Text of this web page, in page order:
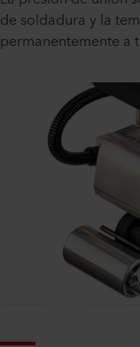
de soldadura y la
permanentemente a